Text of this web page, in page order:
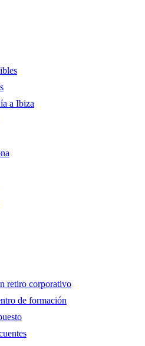
a Ibiza
retiro corporativo
de formación